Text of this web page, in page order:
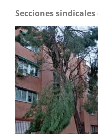
Secciones sindicales